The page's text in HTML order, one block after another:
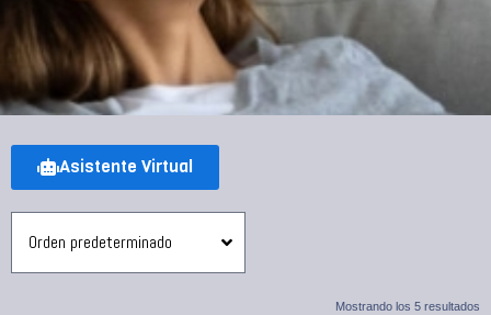
Asistente Virtual
Mostrando los 5 resultados